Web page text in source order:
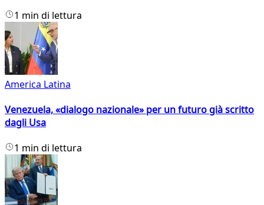
1 min di lettura
America Latina
Venezuela, «dialogo nazionale» per un futuro già scritto
dagli Usa
1 min di lettura